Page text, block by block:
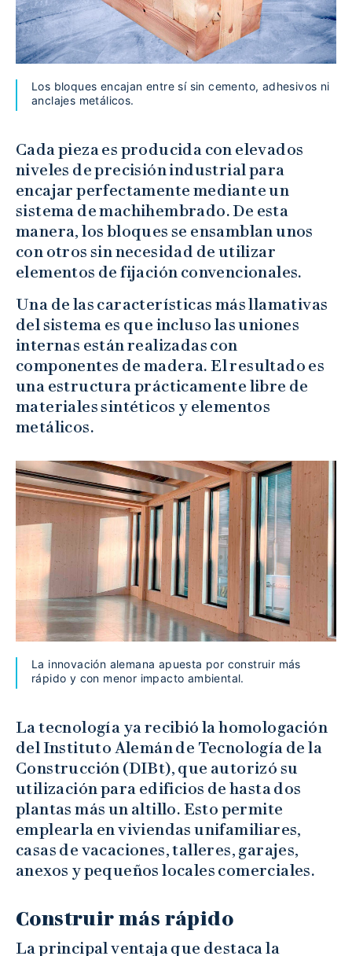
Los bloques encajan entre sí sin cemento, adhesivos ni
anclajes metálicos.
Cada pieza es producida con elevados
niveles de precisión industrial para
encajar perfectamente mediante un
sistema de machihembrado. De esta
manera, los bloques se ensamblan unos
con otros sin necesidad de utilizar
elementos de fijación convencionales.
Una de las características más llamativas
del sistema es que incluso las uniones
internas están realizadas con
componentes de madera. El resultado es
una estructura prácticamente libre de
materiales sintéticos y elementos
metálicos.
La innovación alemana apuesta por construir más
rápido y con menor impacto ambiental.
La tecnología ya recibió la homologación
del Instituto Alemán de Tecnología de la
Construcción (DIBt), que autorizó su
utilización para edificios de hasta dos
plantas más un altillo. Esto permite
emplearla en viviendas unifamiliares,
casas de vacaciones, talleres, garajes,
anexos y pequeños locales comerciales.
Construir más rápido
La principal ventaja que destaca la